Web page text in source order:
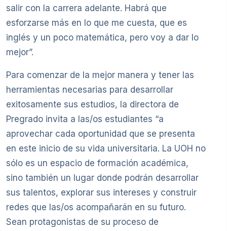
salir con la carrera adelante. Habrá que
esforzarse más en lo que me cuesta, que es
inglés y un poco matemática, pero voy a dar lo
mejor”.
Para comenzar de la mejor manera y tener las
herramientas necesarias para desarrollar
exitosamente sus estudios, la directora de
Pregrado invita a las/os estudiantes “a
aprovechar cada oportunidad que se presenta
en este inicio de su vida universitaria. La UOH no
sólo es un espacio de formación académica,
sino también un lugar donde podrán desarrollar
sus talentos, explorar sus intereses y construir
redes que las/os acompañarán en su futuro.
Sean protagonistas de su proceso de